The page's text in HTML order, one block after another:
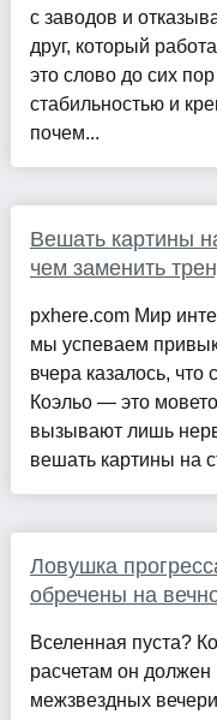
с заводов и
друг, который
это слово до сих
стабильностью и
почем...
Вешать картины
чем заменить
pxhere.com Мир
мы успеваем
вчера казалось, что
Коэльо — это
вызывают лишь
вешать картины на
Ловушка
обречены на
Вселенная пуста?
расчетам он должен
межзвездных